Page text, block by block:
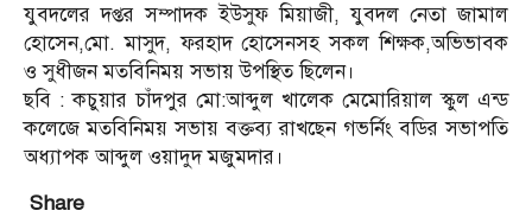
যুবদলের দপ্তর সম্পাদক ইউসুফ মিয়াজী, যুবদল নেতা জামাল
হোসেন,মো. মাসুদ, ফরহাদ হোসেনসহ সকল শিক্ষক,অভিভাবক
ও সুধীজন মতবিনিময় সভায় উপস্থিত ছিলেন।
ছবি : কচুয়ার চাঁদপুর মো:আব্দুল খালেক মেমোরিয়াল স্কুল এন্ড
কলেজে মতবিনিময় সভায় বক্তব্য রাখছেন গভর্নিং বডির সভাপতি
অধ্যাপক আব্দুল ওয়াদুদ মজুমদার।
Share